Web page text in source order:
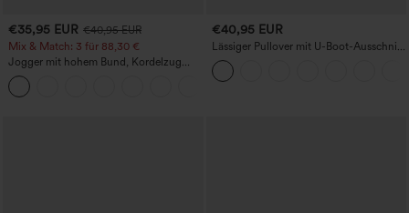
€35,95 EUR €40,95 EUR
Mix & Match: 3 für 88,30 €
Jogger mit hohem Bund, Kordelzug
und Raffung, schmal zulaufend,
schnelltrocknend mit kühlendem Griff,
mit Taschen - UPF40+
€40,95 EUR
Lässiger Pullover mit U-Boot-Ausschnitt
und Fledermausärmeln.